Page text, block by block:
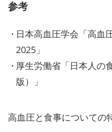
参考
日本高血圧学会「高血
2025」
厚生労働省「日本人の
版）」
高血圧と食事についての